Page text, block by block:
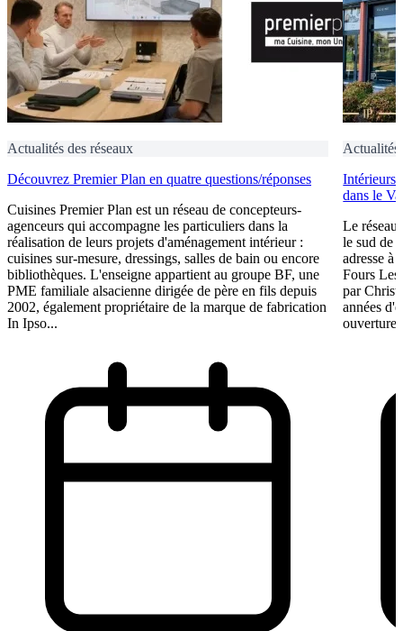
Actualités des réseaux
Découvrez Premier Plan en quatre questions/réponses
Cuisines Premier Plan est un réseau de concepteurs-
agenceurs qui accompagne les particuliers dans la
réalisation de leurs projets d'aménagement intérieur :
cuisines sur-mesure, dressings, salles de bain ou encore
bibliothèques. L'enseigne appartient au groupe BF, une
PME familiale alsacienne dirigée de père en fils depuis
2002, également propriétaire de la marque de fabrication
In Ipso...
Actualités
Intérieurs
dans le
Le réseau
le sud de
adresse à
Fours Les
par
années
ouverture